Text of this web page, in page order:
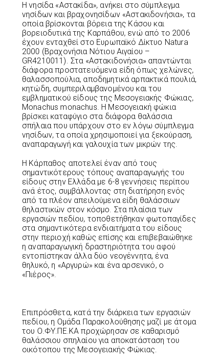
Η νησίδα «Αστακίδα», ανήκει στο σύμπλεγμα
νησίδων και βραχονησίδων «Αστακιδονήσια», τα
οποία βρίσκονται βόρεια της Κάσου και
βορειοδυτικά της Καρπάθου, ενώ από το 2006
έχουν ενταχθεί στο Ευρωπαϊκό Δίκτυο Natura
2000 (Βραχονήσια Νότιου Αιγαίου –
GR4210011). Στα «Αστακιδονήσια» απαντώνται
διάφορα προστατευόμενα είδη όπως χελώνες,
θαλασσοπούλια, αποδημητικά αρπακτικά πουλιά,
κητώδη, συμπεριλαμβανομένου και του
εμβληματικού είδους της Μεσογειακής Φώκιας,
Monachus monachus. Η Μεσογειακή φώκια
βρίσκει καταφύγιο στα διάφορα θαλάσσια
σπήλαια που υπάρχουν στο εν λόγω σύμπλεγμα
νησίδων, τα οποία χρησιμοποιεί για ξεκούραση,
αναπαραγωγή και γαλουχία των μικρών της.
Η Κάρπαθος αποτελεί έναν από τους
σημαντικότερους τόπους αναπαραγωγής του
είδους στην Ελλάδα με 6-8 γεννήσεις περίπου
ανά έτος, συμβάλλοντας στη διατήρηση ενός
από τα πλέον απειλούμενα είδη θαλάσσιων
θηλαστικών στον κόσμο. Στα πλαίσια των
εργασιών πεδίου, τοποθετήθηκαν φωτοπαγίδες
στα σημαντικότερα ενδιαιτήματα του είδους
στην περιοχή καθώς επίσης και επιβεβαιώθηκε
η αναπαραγωγική δραστηριότητα του αφού
εντοπίστηκαν άλλα δύο νεογέννητα, ένα
θηλυκό, η «Αργυρώ» και ένα αρσενικό, ο
«Πιέρος».
Επιπρόσθετα, κατά την διάρκεια των εργασιών
πεδίου, η Ομάδα Παρακολούθησης μαζί με άτομα
του Ο.ΦΥ.ΠΕ.ΚΑ προχώρησαν σε καθαρισμό
θαλάσσιου σπηλαίου για αποκατάσταση του
οικότοπου της Μεσογειακής Φώκιας.